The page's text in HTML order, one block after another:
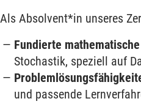
Als Absolvent*in unseres
Fundierte
Stochastik, speziell auf
und passende